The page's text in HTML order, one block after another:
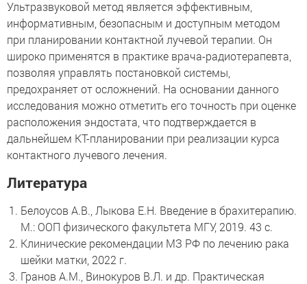
Ультразвуковой метод является эффективным,
информативным, безопасным и доступным методом
при планировании контактной лучевой терапии. Он
широко применятся в практике врача-радиотерапевта,
позволяя управлять постановкой системы,
предохраняет от осложнений. На основании данного
исследования можно отметить его точность при оценке
расположения эндостата, что подтверждается в
дальнейшем КТ-планировании при реализации курса
контактного лучевого лечения.
Литература
Белоусов А.В., Лыкова Е.Н. Введение в брахитерапию.
М.: ООП физического факультета МГУ, 2019. 43 с.
Клинические рекомендации МЗ РФ по лечению рака
шейки матки, 2022 г.
Гранов А.М., Винокуров В.Л. и др. Практическая